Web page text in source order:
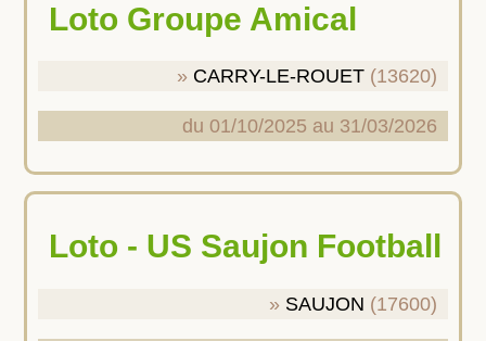
Loto Groupe Amical
CARRY-LE-ROUET (13620)
du 01/10/2025 au 31/03/2026
Loto - US Saujon Football
SAUJON (17600)